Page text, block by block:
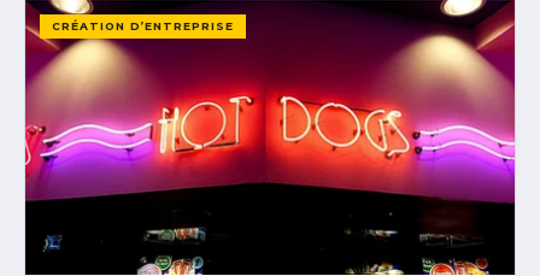
CRÉATION D’ENTREPRISE